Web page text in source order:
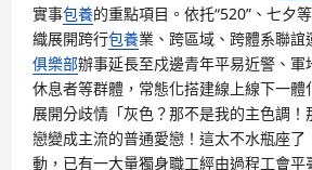
實事包養的重點項目。依托“520”、七夕
織展開跨行包養業、跨區域、跨體系聯誼
俱樂部辦事延長至戍邊青年平易近警、軍
休息者等群體，常態化搭建線上線下一體
展開分歧情「灰色？那不是我的主色調
戀變成主流的普通愛戀！這太不水瓶座了
動，已有一大量獨身職工經由過程工會平